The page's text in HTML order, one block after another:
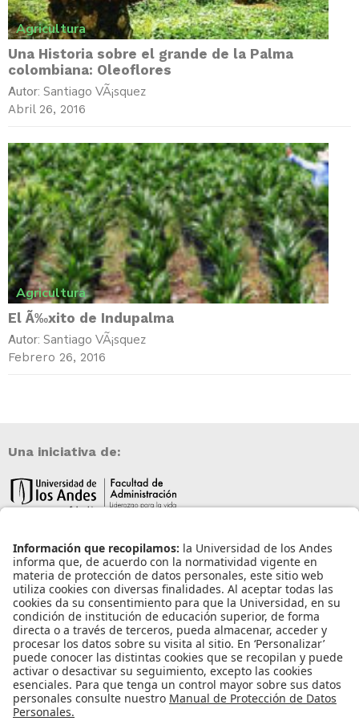
Agricultura
Una Historia sobre el grande de la Palma
colombiana: Oleoflores
Autor: Santiago VÃ¡squez
Abril 26, 2016
Agricultura
El Ã‰xito de Indupalma
Autor: Santiago VÃ¡squez
Febrero 26, 2016
Una iniciativa de:
Información de contacto
info@aneia.edu.co
Bogotá, Colombia
Enlaces de interés
Iniciar sesión
Política de tratamiento de datos personales